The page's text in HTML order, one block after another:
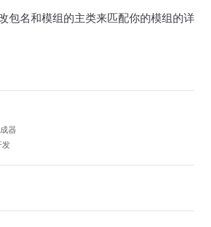
包名和模组的主类来匹配你的模组的详
器
发